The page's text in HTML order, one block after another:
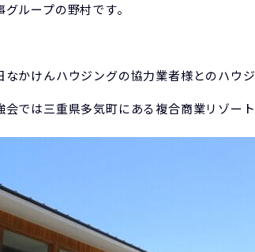
グループの野村です。
なかけんハウジングの協力業者様とのハウ
会では三重県多気町にある複合商業リゾー